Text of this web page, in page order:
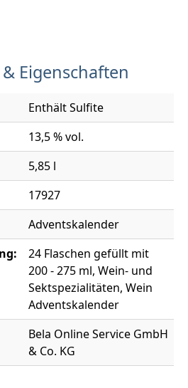
Eigenschaften
Enthält Sulfite
13,5 % vol.
5,85 l
17927
Adventskalender
24 Flaschen gefüllt mit
200 - 275 ml, Wein- und
Sektspezialitäten, Wein
Adventskalender
Bela Online Service GmbH
& Co. KG